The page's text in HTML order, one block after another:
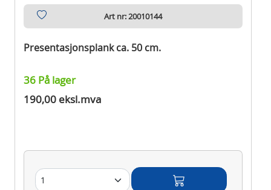
Art nr: 20010144
Presentasjonsplank ca. 50 cm.
36 På lager
190,00 eksl.mva